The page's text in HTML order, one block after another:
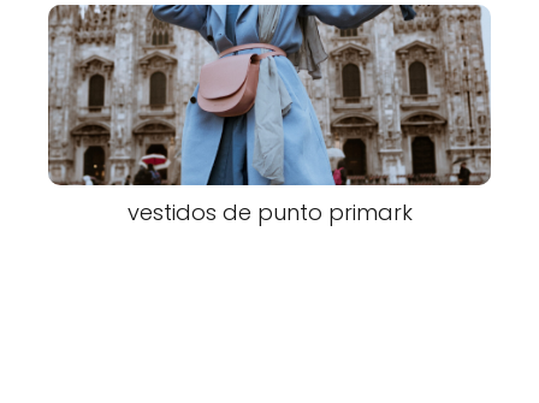
vestidos de punto primark